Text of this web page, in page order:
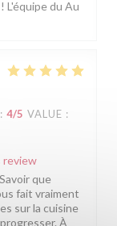
L'équipe du Au
: 4/5 VALUE :
review
que
fait vraiment
sur la cuisine
À